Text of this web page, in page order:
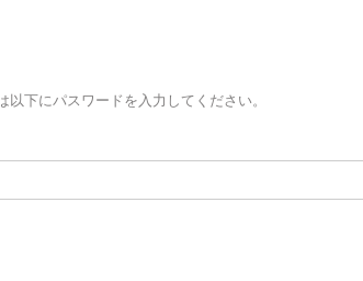
下にパスワードを入力してください。